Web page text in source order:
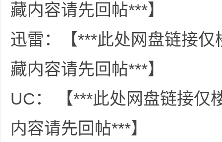
藏内容请先回帖***】
迅雷：【***此处网盘链接
藏内容请先回帖***】
UC： 【***此处网盘链接仅
内容请先回帖***】